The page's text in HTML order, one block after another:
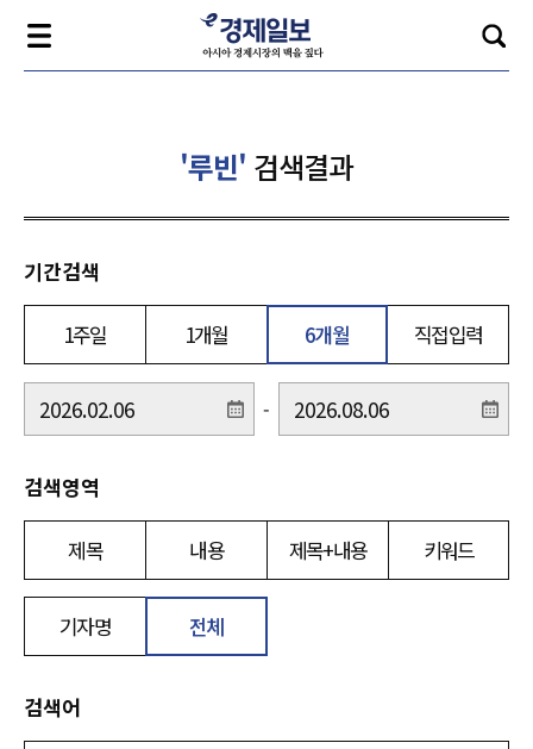
'루빈' 검색결과
기간검색
1주일 1개월 6개월 직접입력
-
검색영역
제목 내용 제목+내용 키워드
기자명 전체
검색어